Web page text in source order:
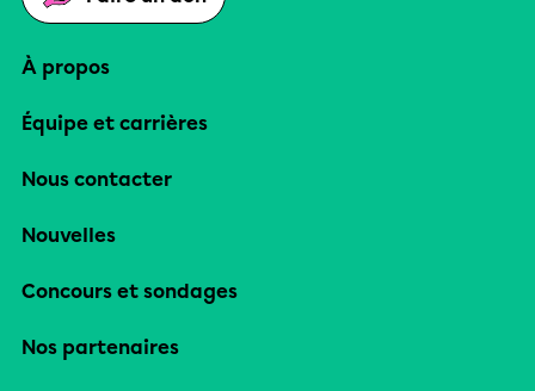
À propos
Équipe et carrières
Nous contacter
Nouvelles
Concours et sondages
Nos partenaires